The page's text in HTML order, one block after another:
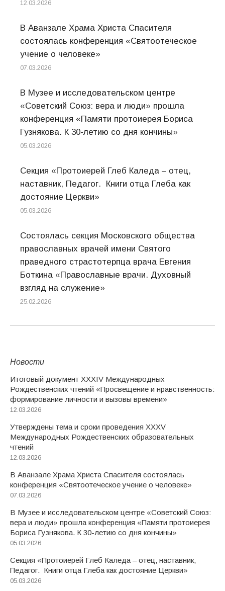
12.03.2026
В Аванзале Храма Христа Спасителя
состоялась конференция «Святоотеческое
учение о человеке»
07.03.2026
В Музее и исследовательском центре
«Советский Союз: вера и люди» прошла
конференция «Памяти протоиерея Бориса
Гузнякова. К 30-летию со дня кончины»
05.03.2026
Секция «Протоиерей Глеб Каледа – отец,
наставник, Педагог. Книги отца Глеба как
достояние Церкви»
05.03.2026
Состоялась секция Московского общества
православных врачей имени Святого
праведного страстотерпца врача Евгения
Боткина «Православные врачи. Духовный
взгляд на служение»
25.02.2026
Новости
Итоговый документ XXХIV Международных
Рождественских чтений «Просвещение и нравственность:
формирование личности и вызовы времени»
12.03.2026
Утверждены тема и сроки проведения XXXV
Международных Рождественских образовательных
чтений
12.03.2026
В Аванзале Храма Христа Спасителя состоялась
конференция «Святоотеческое учение о человеке»
07.03.2026
В Музее и исследовательском центре «Советский Союз:
вера и люди» прошла конференция «Памяти протоиерея
Бориса Гузнякова. К 30-летию со дня кончины»
05.03.2026
Секция «Протоиерей Глеб Каледа – отец, наставник,
Педагог. Книги отца Глеба как достояние Церкви»
05.03.2026